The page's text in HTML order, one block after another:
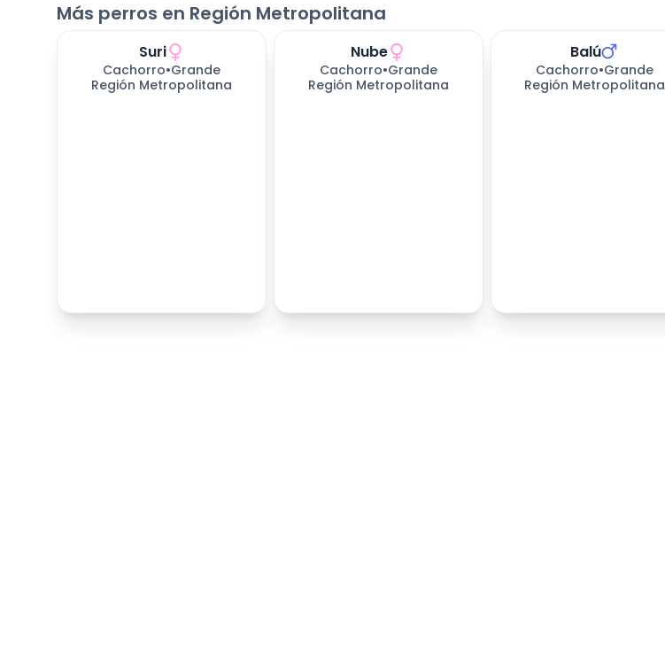
Más perros en Región Metropolitana
Suri
Cachorro•Grande
Región Metropolitana
Nube
Cachorro•Grande
Región Metropolitana
Balú
Cachorro•Grande
Región Metropolitana